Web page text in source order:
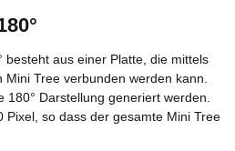
besteht aus einer Platte, die mittels
Tree verbunden werden kann.
180° Darstellung generiert werden.
Pixel, so dass der gesamte Mini Tree